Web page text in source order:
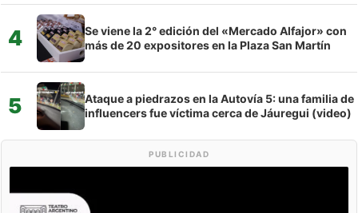
4
Se viene la 2° edición del «Mercado Alfajor» con
más de 20 expositores en la Plaza San Martín
5
Ataque a piedrazos en la Autovía 5: una familia de
influencers fue víctima cerca de Jáuregui (video)
PUBLICIDAD